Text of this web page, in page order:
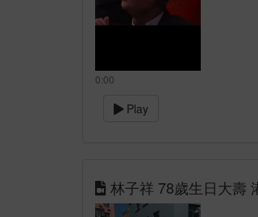
0:00
Play
林子祥 78歲生日大壽